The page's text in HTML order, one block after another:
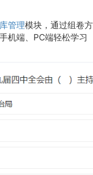
管理模块，通过组卷方
机端、PC端轻松学习